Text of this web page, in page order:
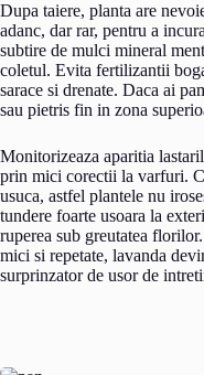
Dupa taiere, planta are
adanc, dar rar, pentru a
subtire de mulci mineral
coletul. Evita fertilizantii
sarace si drenate. Daca ai
sau pietris fin in zona
Monitorizeaza aparitia
prin mici corectii la varfuri.
usuca, astfel plantele nu
tundere foarte usoara la
ruperea sub greutatea
mici si repetate, lavanda
surprinzator de usor de